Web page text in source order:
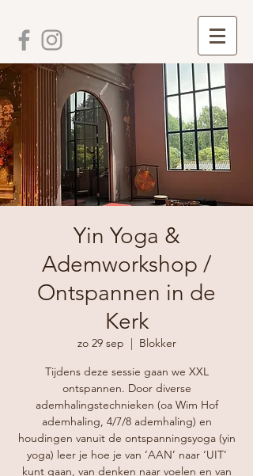
Yin Yoga &
Ademworkshop /
Ontspannen in de
Kerk
zo 29 sep
  |
Blokker
Tijdens deze sessie gaan we XXL
ontspannen. Door diverse
ademhalingstechnieken (oa Wim Hof
ademhaling, 4/7/8 ademhaling) en
houdingen vanuit de ontspanningsyoga (yin
yoga) leer je hoe je van ‘AAN’ naar ‘UIT’
kunt gaan, van denken naar voelen en van